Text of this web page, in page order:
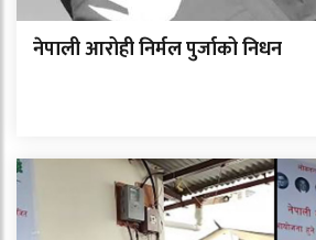
नेपाली आरोही निर्मल पुर्जाको निधन